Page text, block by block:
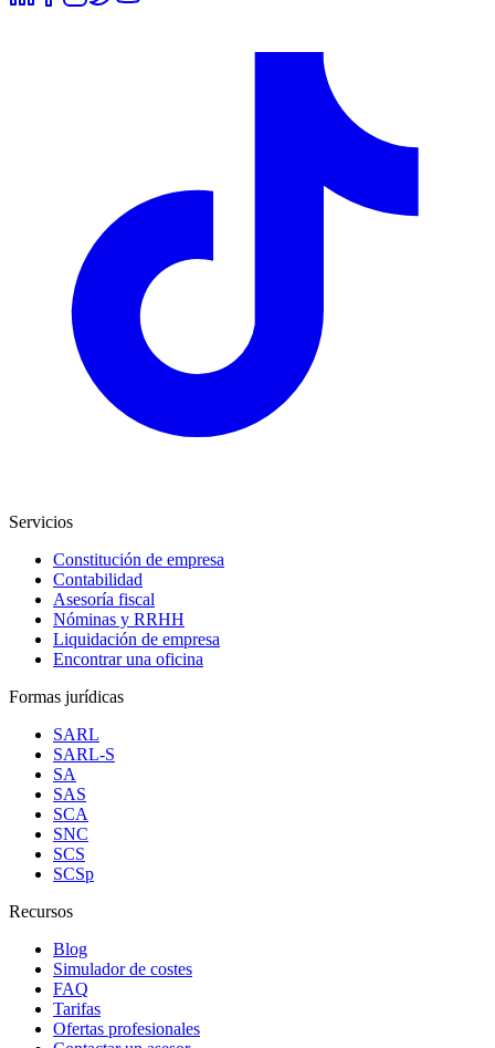
Servicios
Constitución de empresa
Contabilidad
Asesoría fiscal
Nóminas y RRHH
Liquidación de empresa
Encontrar una oficina
Formas jurídicas
SARL
SARL-S
SA
SAS
SCA
SNC
SCS
SCSp
Recursos
Blog
Simulador de costes
FAQ
Tarifas
Ofertas profesionales